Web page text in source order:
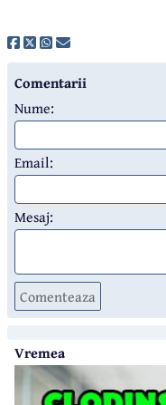
Comentarii
Nume:
Email:
Mesaj:
Comenteaza
Vremea